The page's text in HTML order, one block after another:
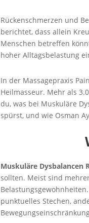
Rückenschmerzen und
berichtet, dass allein
Menschen betreffen
hoher Alltagsbelastung
In der Massagepraxis
Heilmasseur. Mehr als
du, was bei Muskuläre
spürst, und wie Osman
Muskuläre Dysbalancen
sollten. Meist sind
punktuelles Stechen,